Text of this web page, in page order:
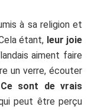
à sa religion et
étant, leur joie
aiment faire
un verre, écouter
Ce sont de vrais
peut être perçu